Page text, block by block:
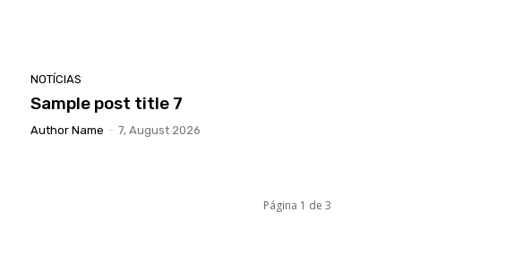
NOTÍCIAS
Sample post title 7
Author Name - 7, August 2026
Página 1 de 3